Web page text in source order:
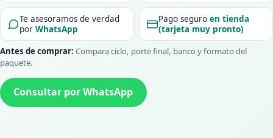
Te asesoramos de verdad
porWhatsApp
Pago seguroen tienda
(tarjeta muy pronto)
Antes de comprar: Compara ciclo, porte final, banco y formato del
paquete.
Consultar por WhatsApp